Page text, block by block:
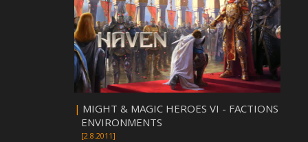
| MIGHT & MAGIC HEROES VI - FACTIONS
ENVIRONMENTS
[2.8.2011]